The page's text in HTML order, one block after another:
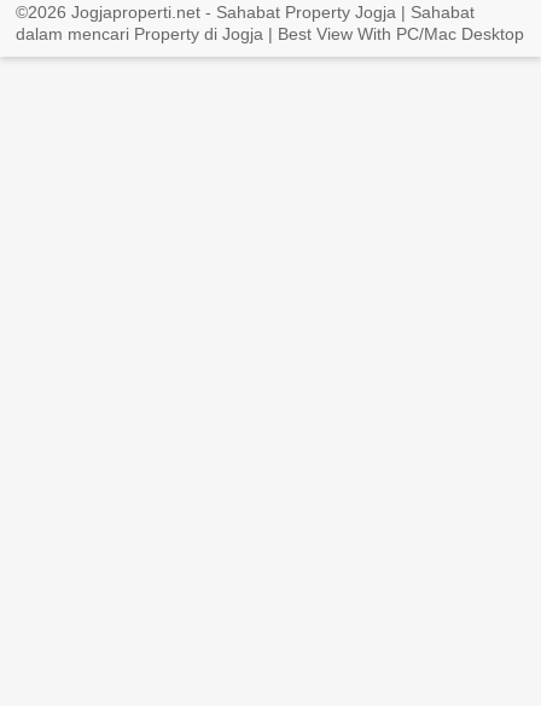
©2026 Jogjaproperti.net - Sahabat Property Jogja | Sahabat
dalam mencari Property di Jogja | Best View With PC/Mac Desktop